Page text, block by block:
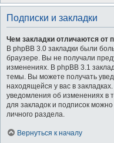
Подписки и закладки
Чем закладки отличаются от
В phpBB 3.0 закладки были
браузере. Вы не получали
изменениях. В phpBB 3.1
темы. Вы можете получать
находящейся у вас в
уведомления об изменениях в
для закладок и подписок
личного раздела.
Вернуться к началу